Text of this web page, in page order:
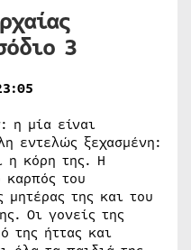
3
η μία είναι
εντελώς ξεχασμένη:
η κόρη της. Η
καρπός του
μητέρας της και του
Οι γονείς της
της ήττας και